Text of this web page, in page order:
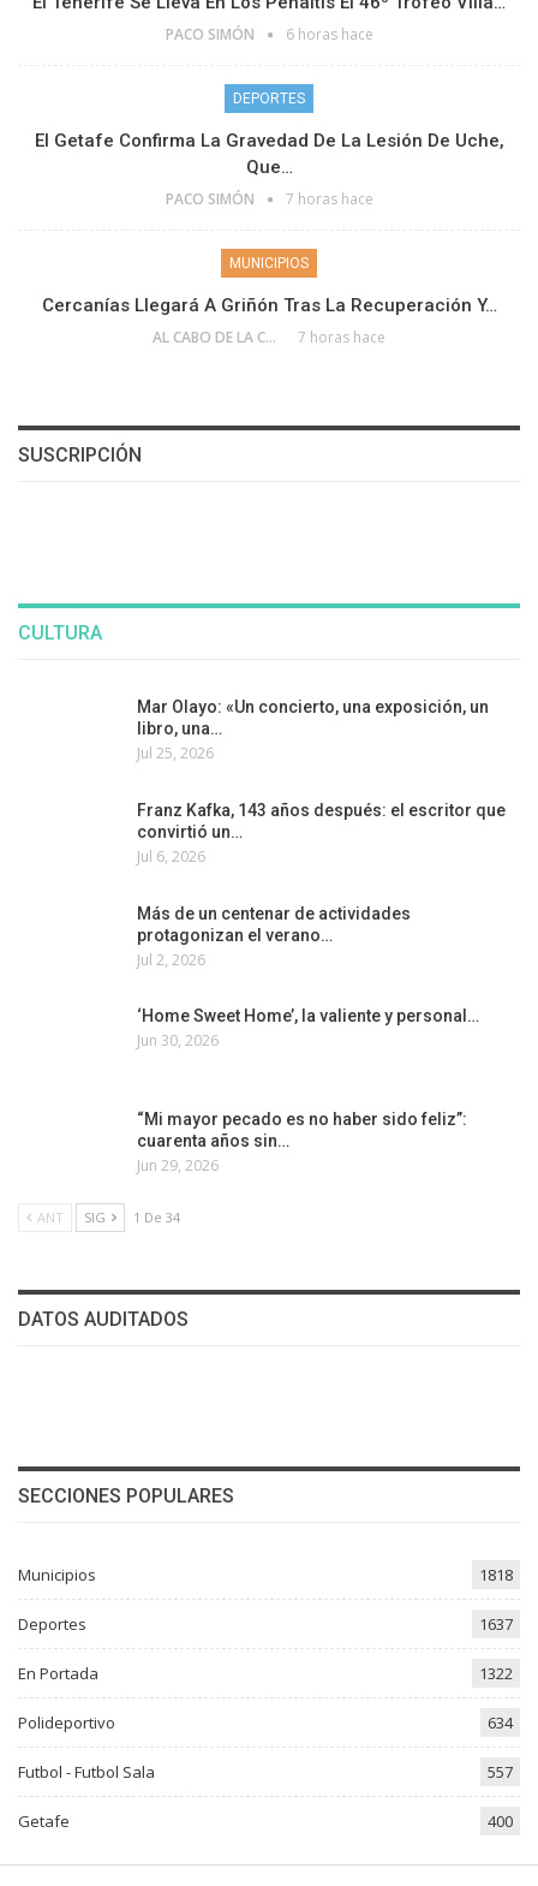
PACO SIMÓN 6 horas hace
DEPORTES
El Getafe Confirma La Gravedad De La Lesión De Uche,
Que…
PACO SIMÓN 7 horas hace
MUNICIPIOS
Cercanías Llegará A Griñón Tras La Recuperación Y…
AL CABO DE LA CALLE 7 horas hace
SUSCRIPCIÓN
CULTURA
Mar Olayo: «Un concierto, una exposición, un
libro, una…
Jul 25, 2026
Franz Kafka, 143 años después: el escritor que
convirtió un…
Jul 6, 2026
Más de un centenar de actividades
protagonizan el verano…
Jul 2, 2026
‘Home Sweet Home’, la valiente y personal…
Jun 30, 2026
“Mi mayor pecado es no haber sido feliz”:
cuarenta años sin…
Jun 29, 2026
ANT SIG 1 De 34
DATOS AUDITADOS
SECCIONES POPULARES
Municipios 1818
Deportes 1637
En Portada 1322
Polideportivo 634
Futbol - Futbol Sala 557
Getafe 400